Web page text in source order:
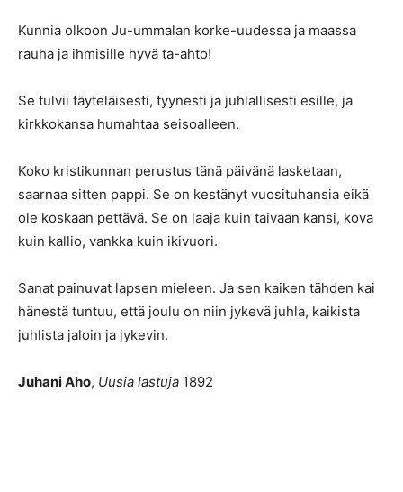
Kunnia olkoon Ju-ummalan korke-uudessa ja maassa
rauha ja ihmisille hyvä ta-ahto!
Se tulvii täyteläisesti, tyynesti ja juhlallisesti esille, ja
kirkkokansa humahtaa seisoalleen.
Koko kristikunnan perustus tänä päivänä lasketaan,
saarnaa sitten pappi. Se on kestänyt vuosituhansia eikä
ole koskaan pettävä. Se on laaja kuin taivaan kansi, kova
kuin kallio, vankka kuin ikivuori.
Sanat painuvat lapsen mieleen. Ja sen kaiken tähden kai
hänestä tuntuu, että joulu on niin jykevä juhla, kaikista
juhlista jaloin ja jykevin.
Juhani Aho, Uusia lastuja 1892